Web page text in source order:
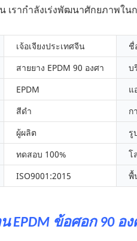
เรากำลังเร่งพัฒนาศักยภาพ
เจ้อเจียงประเทศจีน ชื่
สายยาง EPDM 90 องศา บ
EPDM แ
สีดำ ก
ผู้ผลิต รู
ทดสอบ 100% โ
ISO9001:2015 พื้
EPDM ข้อศอก 90